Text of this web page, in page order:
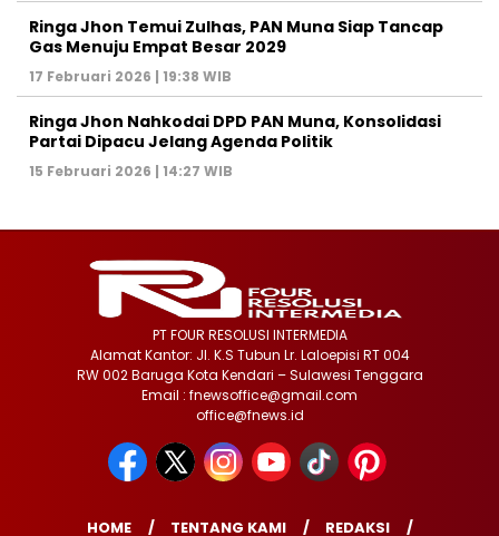
Ringa Jhon Temui Zulhas, PAN Muna Siap Tancap
Gas Menuju Empat Besar 2029
17 Februari 2026 | 19:38 WIB
Ringa Jhon Nahkodai DPD PAN Muna, Konsolidasi
Partai Dipacu Jelang Agenda Politik
15 Februari 2026 | 14:27 WIB
PT FOUR RESOLUSI INTERMEDIA
Alamat Kantor: Jl. K.S Tubun Lr. Laloepisi RT 004
RW 002 Baruga Kota Kendari – Sulawesi Tenggara
Email : fnewsoffice@gmail.com
office@fnews.id
HOME TENTANG KAMI REDAKSI